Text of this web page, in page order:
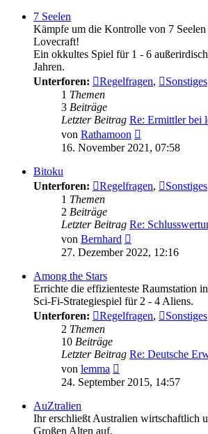
7 Seelen
Kämpfe um die Kontrolle von 7
Lovecraft!
Ein okkultes Spiel für 1 - 6
Jahren.
Unterforen:
Regelfragen,
Sonstiges
1 Themen
3 Beiträge
Letzter Beitrag Re: Ermittler bei
von Rathamoon
Beitrag
16. November 2021, 07:58
Bitoku
Unterforen:
Regelfragen,
Sonstiges
1 Themen
2 Beiträge
Letzter Beitrag Re:
von Bernhard
Beitrag
27. Dezember 2022, 12:16
Among the Stars
Errichte die effizienteste Raumstation
Sci-Fi-Strategiespiel für 2 - 4 Aliens.
Unterforen:
Regelfragen,
Sonstiges
2 Themen
10 Beiträge
Letzter Beitrag Re: Deutsche
von lemma
Beitrag
24. September 2015, 14:57
AuZtralien
Ihr erschließt Australien wirtschaftlich
Großen Alten auf.